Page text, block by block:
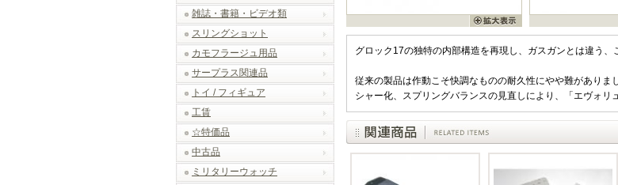
雑誌・書籍・ビデオ類
スリングショット
カモフラージュ用品
サープラス関連品
トイ / フィギュア
工賃
☆特価品
中古品
ミリタリーウォッチ
グロック17の独特の内部構造を再現し、ガスガンとは違う
従来の製品は作動こそ快調なものの耐久性にやや難があり
シャー化、スプリングバランスの見直しにより、「エヴォリ